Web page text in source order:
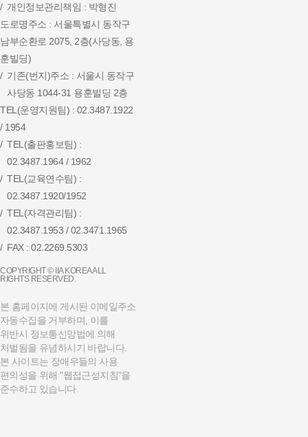
개인정보관리책임 : 박형진
도로명주소 : 서울특별시 동작구
남부순환로 2075, 2층(사당동, 용
훈빌딩)
기존(번지)주소 : 서울시 동작구
사당동 1044-31 용훈빌딩 2층
TEL(운영지원팀) : 02.3487.1922
/ 1954
TEL(출판홍보팀) :
02.3487.1964 / 1962
TEL(교육연수팀) :
02.3487.1920/1952
TEL(자격관리팀) :
02.3487.1953 / 02.3471.1965
FAX : 02.2269.5303
COPYRIGHT © IIA KOREA ALL
RIGHTS RESERVED.
본 홈페이지에 게시된 이메일주소
자동수집을 거부하며, 이를
위반시 정보통신망법에 의해
처벌됨을 유념하시기 바랍니다.
본 사이트는 장애우들의 사용
편의성을 위해 "웹접근성지침"을
준수하고 있습니다.